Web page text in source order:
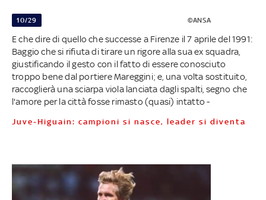
10/29 ©ANSA
E che dire di quello che successe a Firenze il 7 aprile del 1991:
Baggio che si rifiuta di tirare un rigore alla sua ex squadra,
giustificando il gesto con il fatto di essere conosciuto
troppo bene dal portiere Mareggini; e, una volta sostituito,
raccoglierà una sciarpa viola lanciata dagli spalti, segno che
l'amore per la città fosse rimasto (quasi) intatto -
Juve-Higuain: campioni si nasce, leader si diventa